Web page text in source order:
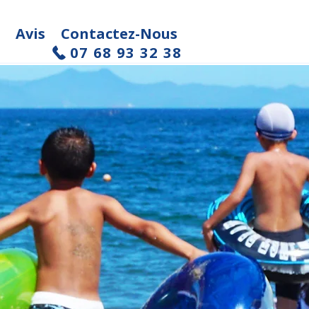
Avis
Contactez-Nous
07 68 93 32 38